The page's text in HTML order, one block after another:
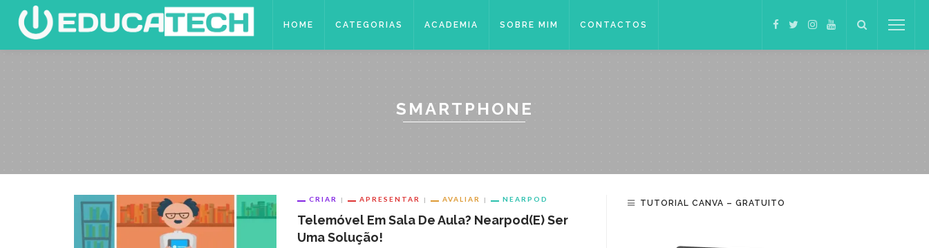
HOME CATEGORIAS ACADEMIA SOBRE MIM CONTACTOS
SMARTPHONE
CRIAR APRESENTAR AVALIAR NEARPOD
Telemóvel Em Sala De Aula? Nearpod(e) Ser
Uma Solução!
TUTORIAL CANVA – GRATUITO